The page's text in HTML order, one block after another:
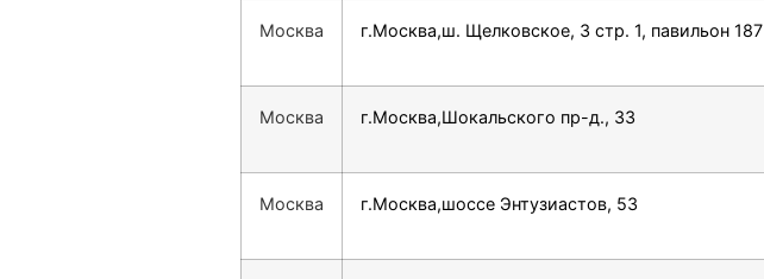
Москва г.Москва,ш. Щелковское, 3 стр. 1, павильон 187
Москва г.Москва,Шокальского пр-д., 33
Москва г.Москва,шоссе Энтузиастов, 53